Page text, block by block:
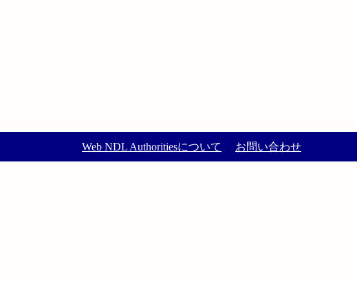
Web NDL Authoritiesについて お問い合わせ